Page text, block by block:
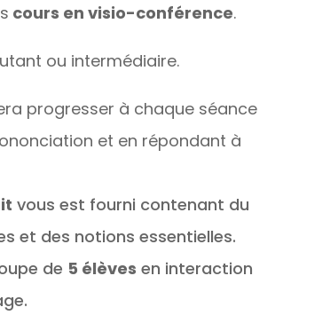
cours en visio-conférence.
ou intermédiaire.
progresser à chaque séance
et en répondant à
vous est fourni contenant du
et des notions essentielles.
de 5 élèves en interaction